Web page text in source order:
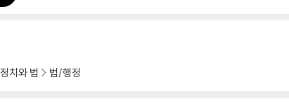
정치와 법 법/행정